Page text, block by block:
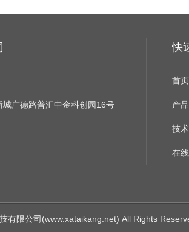
广德路普汇中金科创园16号
快
首页
产
技
在
有限公司(www.xataikang.net) All Rights